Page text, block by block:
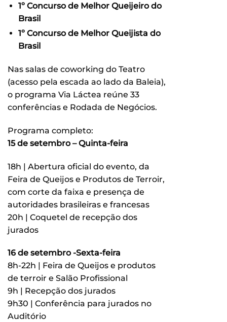
1º Concurso de Melhor Queijeiro do
Brasil
1º Concurso de Melhor Queijista do
Brasil
Nas salas de coworking do Teatro
(acesso pela escada ao lado da Baleia),
o programa Via Láctea reúne 33
conferências e Rodada de Negócios.
Programa completo:
15 de setembro – Quinta-feira
18h | Abertura oficial do evento, da
Feira de Queijos e Produtos de Terroir,
com corte da faixa e presença de
autoridades brasileiras e francesas
20h | Coquetel de recepção dos
jurados
16 de setembro -Sexta-feira
8h-22h | Feira de Queijos e produtos
de terroir e Salão Profissional
9h | Recepção dos jurados
9h30 | Conferência para jurados no
Auditório